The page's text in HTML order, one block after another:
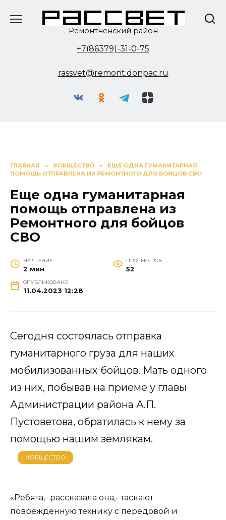
Ремонтненский район
+7(86379)-31-0-75
rassvet@remont.donpac.ru
ГЛАВНАЯ » #ОБЩЕСТВО »
ЕЩЕ ОДНА ГУМАНИТАРНАЯ
ПОМОЩЬ ОТПРАВЛЕНА ИЗ РЕМОНТНОГО ДЛЯ БОЙЦОВ СВО
Еще одна гуманитарная
помощь отправлена из
Ремонтного для бойцов
СВО
НА ЧТЕНИЕ
2 мин
ПРОСМОТРОВ
52
ОПУБЛИКОВАНО
11.04.2023 12:28
Сегодня состоялась отправка
гуманитарного груза для наших
мобилизованных бойцов. Мать одного
из них, побывав на приеме у главы
Администрации района А.П.
Пустоветова, обратилась к нему за
помощью нашим землякам.
#ОБЩЕСТВО
«Ребята,- рассказала она,- таскают
поврежденную технику с передовой и